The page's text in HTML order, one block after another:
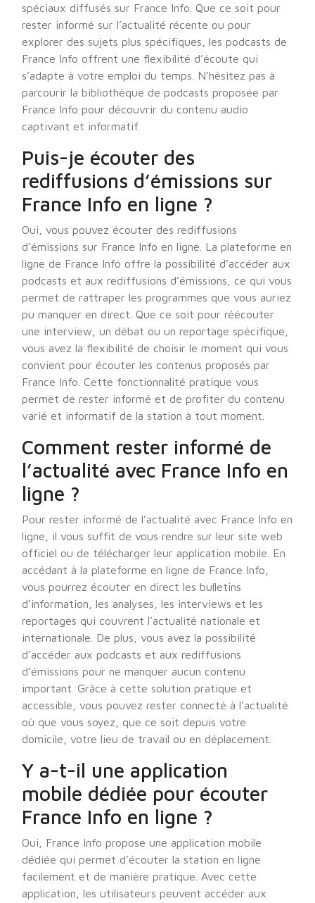
spéciaux diffusés sur France Info. Que ce soit pour
rester informé sur l’actualité récente ou pour
explorer des sujets plus spécifiques, les podcasts de
France Info offrent une flexibilité d’écoute qui
s’adapte à votre emploi du temps. N’hésitez pas à
parcourir la bibliothèque de podcasts proposée par
France Info pour découvrir du contenu audio
captivant et informatif.
Puis-je écouter des
rediffusions d’émissions sur
France Info en ligne ?
Oui, vous pouvez écouter des rediffusions
d’émissions sur France Info en ligne. La plateforme en
ligne de France Info offre la possibilité d’accéder aux
podcasts et aux rediffusions d’émissions, ce qui vous
permet de rattraper les programmes que vous auriez
pu manquer en direct. Que ce soit pour réécouter
une interview, un débat ou un reportage spécifique,
vous avez la flexibilité de choisir le moment qui vous
convient pour écouter les contenus proposés par
France Info. Cette fonctionnalité pratique vous
permet de rester informé et de profiter du contenu
varié et informatif de la station à tout moment.
Comment rester informé de
l’actualité avec France Info en
ligne ?
Pour rester informé de l’actualité avec France Info en
ligne, il vous suffit de vous rendre sur leur site web
officiel ou de télécharger leur application mobile. En
accédant à la plateforme en ligne de France Info,
vous pourrez écouter en direct les bulletins
d’information, les analyses, les interviews et les
reportages qui couvrent l’actualité nationale et
internationale. De plus, vous avez la possibilité
d’accéder aux podcasts et aux rediffusions
d’émissions pour ne manquer aucun contenu
important. Grâce à cette solution pratique et
accessible, vous pouvez rester connecté à l’actualité
où que vous soyez, que ce soit depuis votre
domicile, votre lieu de travail ou en déplacement.
Y a-t-il une application
mobile dédiée pour écouter
France Info en ligne ?
Oui, France Info propose une application mobile
dédiée qui permet d’écouter la station en ligne
facilement et de manière pratique. Avec cette
application, les utilisateurs peuvent accéder aux